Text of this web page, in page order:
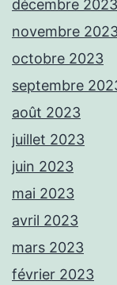
décembre 2023
novembre
octobre 2023
septembre
août 2023
juillet 2023
juin 2023
mai 2023
avril 2023
mars 2023
février 2023